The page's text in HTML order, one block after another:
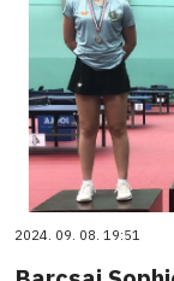
2024. 09. 08. 19:51